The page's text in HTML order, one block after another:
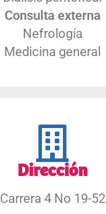
Consulta externa
Nefrología
Medicina general
Dirección
Carrera 4 No 19-52